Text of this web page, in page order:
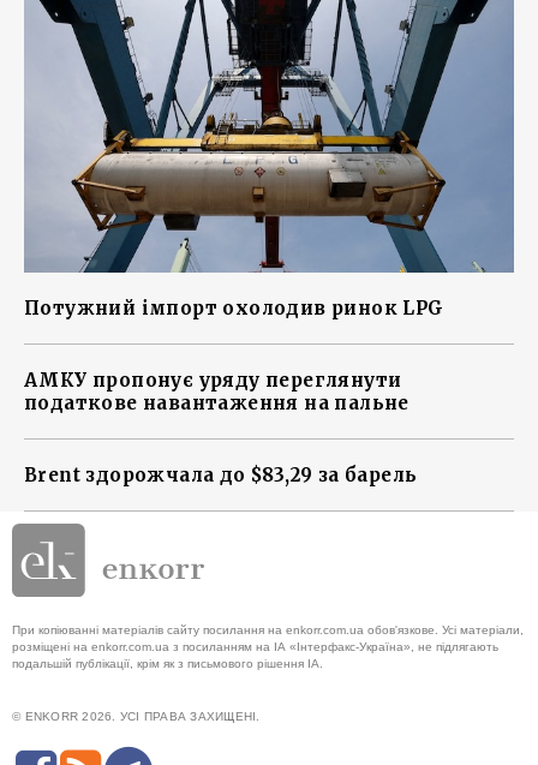
Потужний імпорт охолодив ринок LPG
АМКУ пропонує уряду переглянути
податкове навантаження на пальне
Brent здорожчала до $83,29 за барель
При копіюванні матеріалів сайту посилання на enkorr.com.ua обов'язкове. Усі матеріали,
розміщені на enkorr.com.ua з посиланням на ІА «Інтерфакс-Україна», не підлягають
подальшій публікації, крім як з письмового рішення ІА.
© ENKORR 2026. УСІ ПРАВА ЗАХИЩЕНІ.